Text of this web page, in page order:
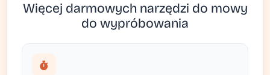
Więcej darmowych narzędzi do mowy
do wypróbowania